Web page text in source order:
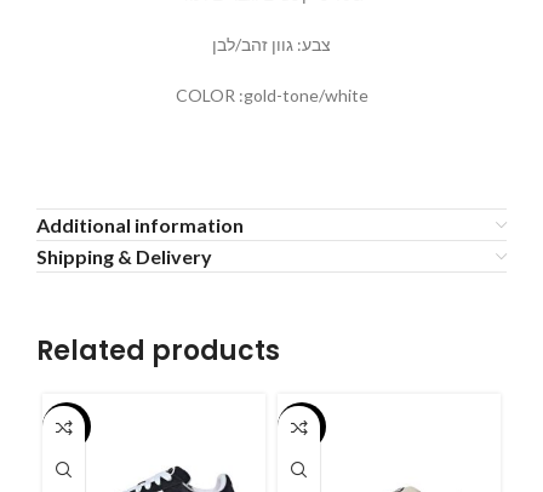
צבע: גוון זהב/לבן
COLOR :gold-tone/white
Additional information
Shipping & Delivery
Related products
-55% -55%